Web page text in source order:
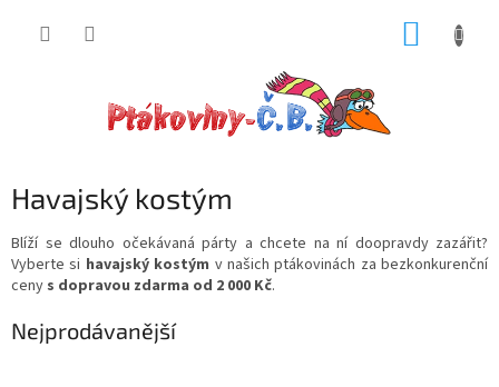
Havajský kostým
Blíží se dlouho očekávaná párty a chcete na ní doopravdy zazářit?
Vyberte si havajský kostým v našich ptákovinách za bezkonkurenční
ceny s dopravou zdarma od 2 000 Kč.
Nejprodávanější